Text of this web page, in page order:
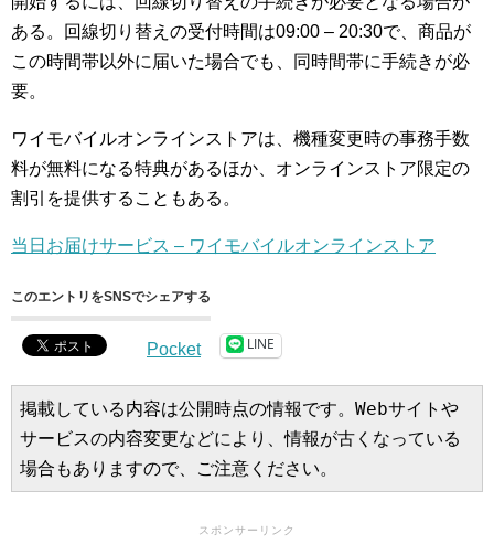
ある。回線切り替えの受付時間は09:00 – 20:30で、商品が
この時間帯以外に届いた場合でも、同時間帯に手続きが必
要。
ワイモバイルオンラインストアは、機種変更時の事務手数
料が無料になる特典があるほか、オンラインストア限定の
割引を提供することもある。
当日お届けサービス – ワイモバイルオンラインストア
このエントリをSNSでシェアする
Pocket LINE
掲載している内容は公開時点の情報です。Webサイトや
サービスの内容変更などにより、情報が古くなっている
場合もありますので、ご注意ください。
スポンサーリンク